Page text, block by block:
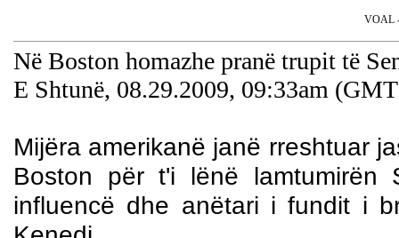
VOAL
Në Boston homazhe pranë trupit të
E Shtunë, 08.29.2009, 09:33am
Mijëra amerikanë janë rreshtuar
Boston për t'i lënë lamtumirën
influencë dhe anëtari i fundit i